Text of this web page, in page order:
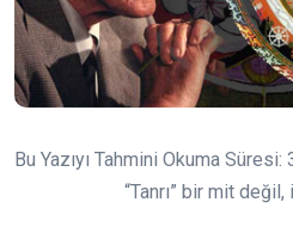
Bu Yazıyı Tahmini Okuma Süresi:
“Tanrı” bir mit değil,